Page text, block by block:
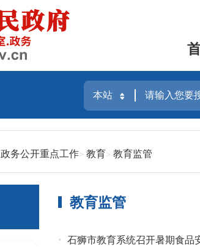
政务公开重点工作 教育 教育监管
教育监管
石狮市教育系统召开暑期食品安全